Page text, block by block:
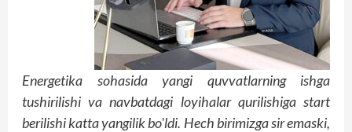
Energetika sohasida yangi quvvatlarning ishga
tushirilishi va navbatdagi loyihalar qurilishiga start
berilishi katta yangilik bo'ldi. Hech birimizga sir emaski,